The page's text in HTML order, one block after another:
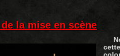
la mise en scène